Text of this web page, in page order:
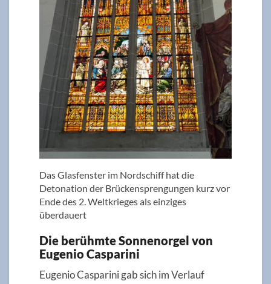
Das Glasfenster im Nordschiff hat die
Detonation der Brückensprengungen kurz vor
Ende des 2. Weltkrieges als einziges
überdauert
Die berühmte Sonnenorgel von
Eugenio Casparini
Eugenio Casparini gab sich im Verlauf